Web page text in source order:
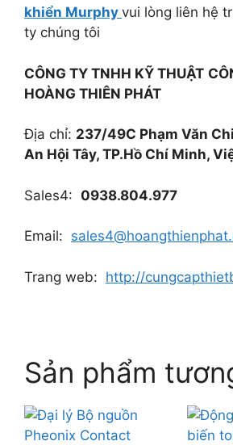
khiển Murphy vui lòng liên hệ
ty chúng tôi
CÔNG TY TNHH KỸ THUẬT
HOÀNG THIÊN PHÁT
Địa chỉ: 237/49C Phạm Văn
An Hội Tây, TP.Hồ Chí Minh,
Sales4: 0938.804.977
Email:
Trang web: http://
Sản phẩm